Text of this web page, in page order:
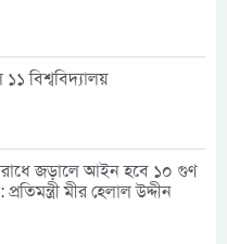
বিশ্ববিদ্যালয়
জড়ালে আইন হবে ১০ গুণ
মীর হেলাল উদ্দীন